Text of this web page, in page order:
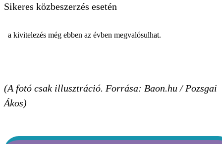
Sikeres közbeszerzés esetén
a kivitelezés még ebben az évben megvalósulhat.
(A fotó csak illusztráció. Forrása: Baon.hu / Pozsgai
Ákos)